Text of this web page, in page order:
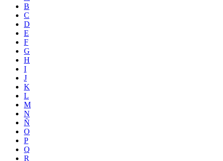
B
C
D
E
F
G
H
I
J
K
L
M
N
Ñ
O
P
Q
R